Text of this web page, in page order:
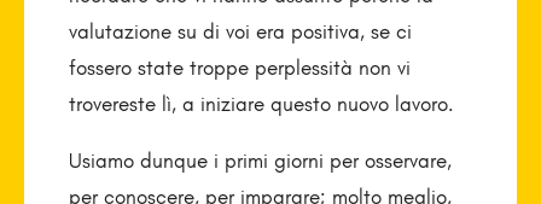
valutazione su di voi era positiva, se ci
fossero state troppe perplessità non vi
trovereste lì, a iniziare questo nuovo lavoro.
Usiamo dunque i primi giorni per osservare,
per conoscere, per imparare; molto meglio,